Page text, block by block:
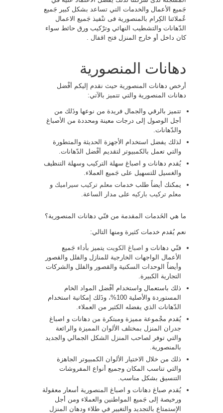
جَميع الأعمال والخدمات التي تساعد بشكل كبير جَميع
عُملائنا الكِرام بالمنصورية فى تنْفيذ جَميع الاعمال
الدّهانات والتشطيب النهائي وترْكيب ورق حائط سواء
كان داخل أو خارج المنزل فتح اقفال
دهانات المنصورية
أرخص دهانات المنصورية حيث نقدم إليكم أفْضل
دهانات المنصورية والتي تتميز بالآتي:
تتميز بالرقي والجمال فريدة من نوعها وذَلك من
أجل الوصول إلى درجات معينة ومحددة من الأصباغ
والدّهانات.
لذلك يفضل استخدام الأجهزة الحديثة والمتطورة
والتي تعمل بالكمبيوتر لتقديم أفْضل الدّهانات.
يُقدم دهانات و اصباغ سهلة التركيب وسهلة التنظيف
والغسيل للتسهيل على جَميع العملاء.
يمكنك أيضاً طلب خدمات معلم تركيب سيراميك و
معلم تركيب باركيه على مدار الساعة.
ما هي الخَدمات المقدمة من فنّي دهانات المنصورية؟
نعم يُقدم خدمات كثيرة ومنها التالي:
فنّي دهانات و اصباغ الكويت يتميز بأداء جَميع
الأعمال الواجهات الخارجية للمنازل والفلل والقصور
وأيضاً الوحدات السكنية والقصور والفلل والشركات
التجارية الكبيرة.
ذلك باستعمال واستخدام أفْضل المواد الخام
المستوردة والأصلية 100%، وذَلك إمكانية استخدام
الدّهانات الذي يفضله الكثير من العملاء.
يُقدم مجْموعة مميزة ومبتكرة من دهانات و اصباغ
جدران المنزل بمختلف الألوان المميزة والرائعة
والتي توفر لصاحب المنزل الشكل الجمالي والجديد
بالمنصورية.
ذلك من خلال الاختيار الألوان الكمبيوتر الجاهزة
والتي تناسب المكان وجميع أنواع المفروشات
التنسيق بشكل مناسب.
يُقدم صباغ دهانات و اصباغ المنصورية أسعار معقولة
ورخيصة إلى جَميع المواطنين والعملاء ومن أجل
الإستمتاع بالتجديد والتغيير في طلاء ودهان المنزل